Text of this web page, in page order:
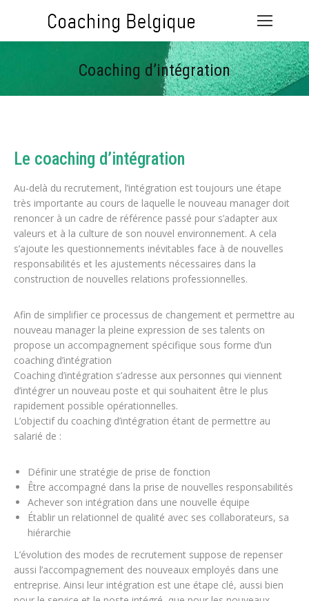
Coaching d’intégration
Vous êtes ici :
Le coaching d’intégration
Au-delà du recrutement, l’intégration est toujours une étape
très importante au cours de laquelle le nouveau manager doit
renoncer à un cadre de référence passé pour s’adapter aux
valeurs et à la culture de son nouvel environnement. A cela
s’ajoute les questionnements inévitables face à de nouvelles
responsabilités et les ajustements nécessaires dans la
construction de nouvelles relations professionnelles.
Afin de simplifier ce processus de changement et permettre au
nouveau manager la pleine expression de ses talents on
propose un accompagnement spécifique sous forme d’un
coaching d’intégration
Coaching d’intégration s’adresse aux personnes qui viennent
d’intégrer un nouveau poste et qui souhaitent être le plus
rapidement possible opérationnelles.
L’objectif du coaching d’intégration étant de permettre au
salarié de :
Définir une stratégie de prise de fonction
Être accompagné dans la prise de nouvelles responsabilités
Achever son intégration dans une nouvelle équipe
Établir un relationnel de qualité avec ses collaborateurs, sa
hiérarchie
L’évolution des modes de recrutement suppose de repenser
aussi l’accompagnement des nouveaux employés dans une
entreprise. Ainsi leur intégration est une étape clé, aussi bien